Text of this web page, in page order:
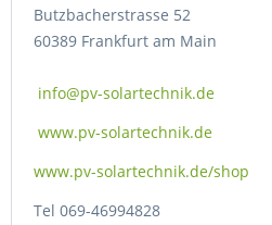
Butzbacherstrasse 52
60389 Frankfurt am Main
info@pv-solartechnik.de
www.pv-solartechnik.de
www.pv-solartechnik.de/shop
Tel 069-46994828